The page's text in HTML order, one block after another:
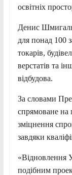
освітніх
Денис Шмигаль
для понад 100
токарів,
верстатів та
відбудова.
За словами
спрямоване на
зміцнення
завдяки
«Відновлення
подібним